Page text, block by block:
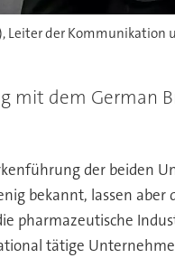
Leiter der
mit dem German
der beiden
bekannt, lassen aber
pharmazeutische
tätige